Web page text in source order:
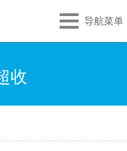
导航菜单
收